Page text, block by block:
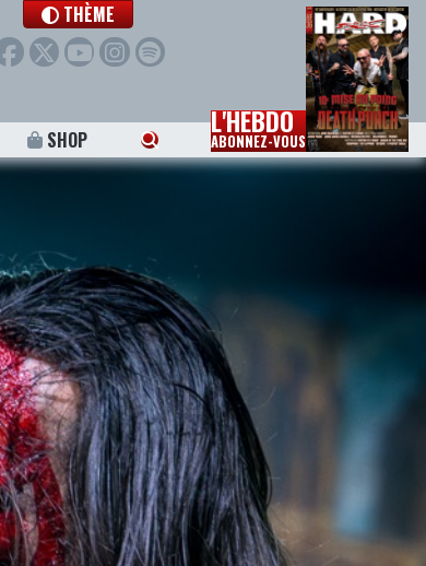
THÈME
SHOP L'HEBDO
ABONNEZ-VOUS